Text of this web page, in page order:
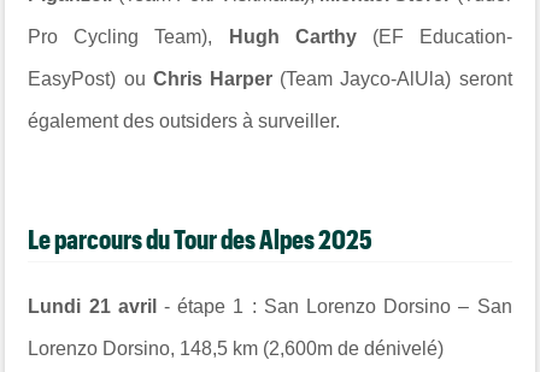
Pro Cycling Team), Hugh Carthy(EF Education-
EasyPost) ou Chris Harper (Team Jayco-AlUla) seront
également des outsiders à surveiller.
Le parcours du Tour des Alpes 2025
Lundi 21 avril - étape 1 : San Lorenzo Dorsino – San
Lorenzo Dorsino, 148,5 km (2,600m de dénivelé)